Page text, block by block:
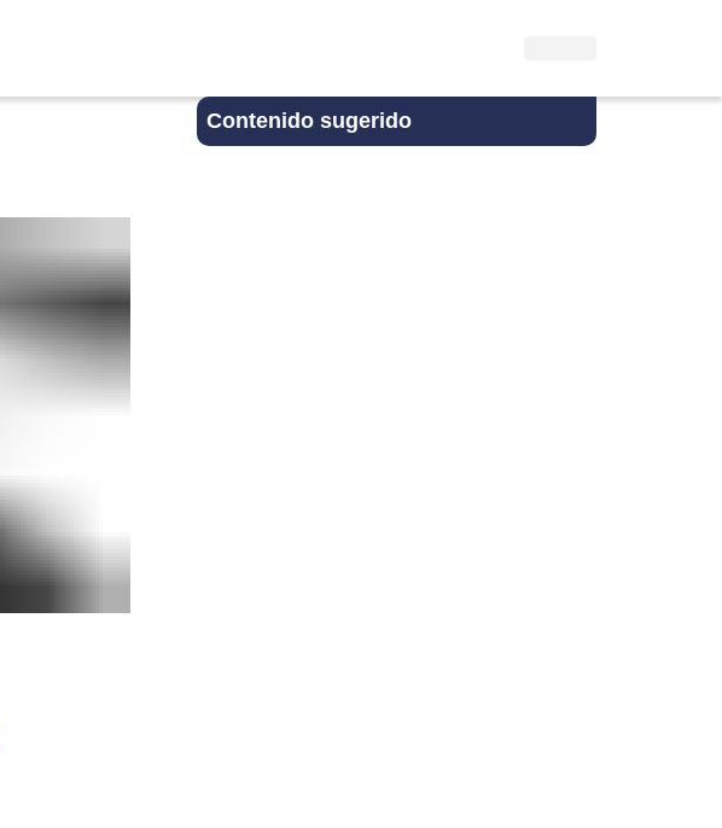
Contenido sugerido